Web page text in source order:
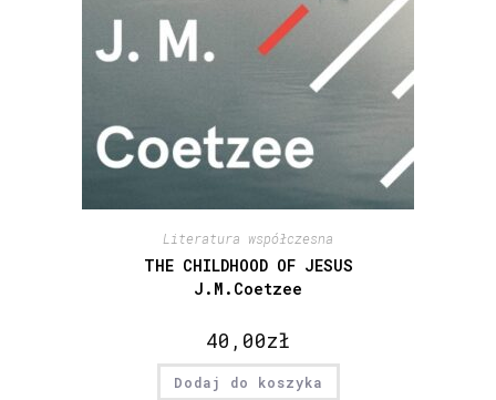
Literatura współczesna
THE CHILDHOOD OF JESUS
J.M.Coetzee
40,00zł
Dodaj do koszyka